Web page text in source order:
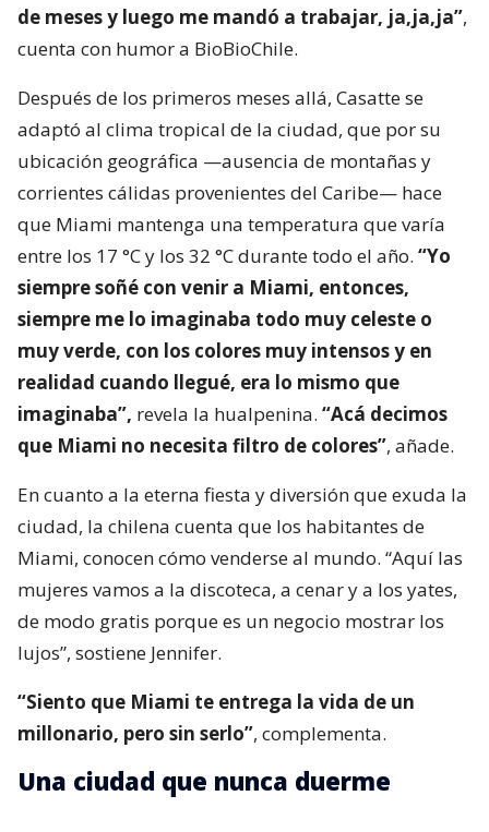
de meses y luego me mandó a trabajar, ja,ja,ja”,
cuenta con humor a BioBioChile.
Después de los primeros meses allá, Casatte se
adaptó al clima tropical de la ciudad, que por su
ubicación geográfica —ausencia de montañas y
corrientes cálidas provenientes del Caribe— hace
que Miami mantenga una temperatura que varía
entre los 17 °C y los 32 °C durante todo el año. “Yo
siempre soñé con venir a Miami, entonces,
siempre me lo imaginaba todo muy celeste o
muy verde, con los colores muy intensos y en
realidad cuando llegué, era lo mismo que
imaginaba”, revela la hualpenina. “Acá decimos
que Miami no necesita filtro de colores”, añade.
En cuanto a la eterna fiesta y diversión que exuda la
ciudad, la chilena cuenta que los habitantes de
Miami, conocen cómo venderse al mundo. “Aquí las
mujeres vamos a la discoteca, a cenar y a los yates,
de modo gratis porque es un negocio mostrar los
lujos”, sostiene Jennifer.
“Siento que Miami te entrega la vida de un
millonario, pero sin serlo”, complementa.
Una ciudad que nunca duerme